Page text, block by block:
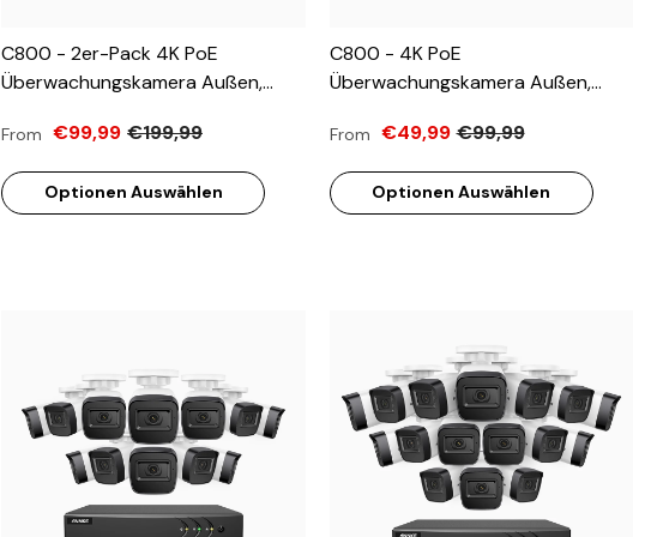
C800 - 2er-Pack 4K PoE
Überwachungskamera Außen,
Nachtsicht, Personen- Und
Fahrzeugerkennung, Eingebautes
Mikrofon, 96° Sichtfeld,
From €99,99 €199,99
Optionen Auswählen
C800 - 4K PoE
Überwachungskamera Außen,
Nachtsicht, Personen- Und
Fahrzeugerkennung, Eingebautes
Mikrofon, 96° Sichtfeld,
From €49,99 €99,99
Optionen Auswählen